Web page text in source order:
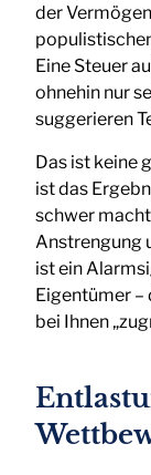
der
Eine Steuer
ohnehin nur
suggerieren
Das ist keine
ist das
schwer
Anstrengung
ist ein
Eigentümer –
bei Ihnen